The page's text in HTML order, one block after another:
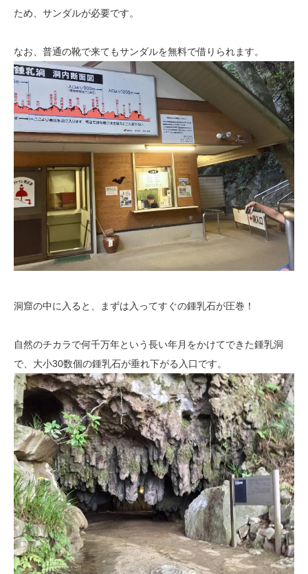
ため、サンダルが必要です。
なお、普通の靴で来てもサンダルを無料で借りられます。
洞窟の中に入ると、まずは入ってすぐの鍾乳石が圧巻！
自然のチカラで何千万年という長い年月をかけてできた鍾乳洞
で、大小30数個の鍾乳石が垂れ下がる入口です。